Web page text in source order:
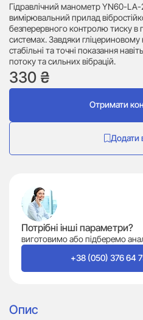
Гідравлічний манометр YN60-
вимірювальний прилад
безперервного контролю тиску в
системах. Завдяки
стабільні та точні показання
потоку та сильних вібрацій.
330 ₴
Отримати
Додати
Потрібні інші параметри?
виготовимо або підберемо
+38 (050) 376 64
Опис